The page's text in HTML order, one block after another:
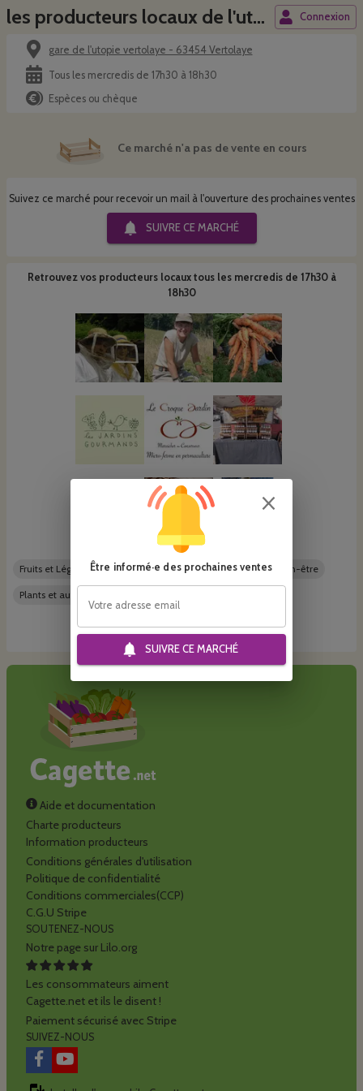
les producteurs locaux de l'utopie Connexion
gare de l'utopie vertolaye - 63454 Vertolaye
Tous les mercredis de 17h30 à 18h30
Espèces ou chèque
Ce marché n'a pas de vente en cours
Suivez ce marché pour recevoir un mail à l'ouverture des prochaines ventes
SUIVRE CE MARCHÉ
Retrouvez vos producteurs locaux tous les mercredis de 17h30 à
18h30
Fruits et Légumes Épicerie Boissons Hygiène et bien-être
Plants et autres
Voir tous les producteurs
Aide et documentation
Charte producteurs
Information producteurs
Conditions générales d'utilisation
Politique de confidentialité
Conditions commerciales(CCP)
C.G.U Stripe
SOUTENEZ-NOUS
Notre page sur Lilo.org
Les consommateurs aiment
Cagette.net et ils le disent !
Paiement sécurisé avec Stripe
SUIVEZ-NOUS
Être informé·e des prochaines ventes
Votre adresse email
SUIVRE CEMARCHÉ